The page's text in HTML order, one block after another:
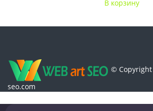
В корзину
©
seo.com